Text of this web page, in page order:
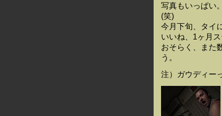
写真もいっぱい
(笑)
今月下旬、タイ
いいね、1ヶ月
おそらく、また
う。
注）ガウディー